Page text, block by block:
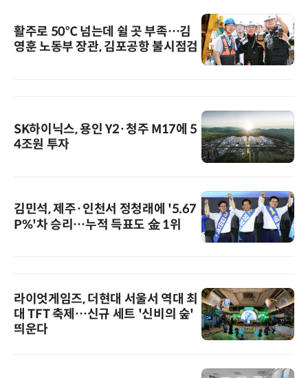
활주로 50℃ 넘는데 쉴 곳 부족…김
영훈 노동부 장관, 김포공항 불시점검
SK하이닉스, 용인 Y2·청주 M17에 5
4조원 투자
김민석, 제주·인천서 정청래에 '5.67
P%'차 승리…누적 득표도 金 1위
라이엇게임즈, 더현대 서울서 역대 최
대 TFT 축제…신규 세트 '신비의 숲'
띄운다